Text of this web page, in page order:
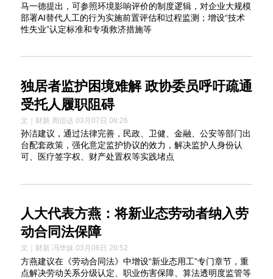
马一德提出，可参照环境影响评价的制度逻辑，对企业大规模
部署AI替代人工的行为实施前置评估和过程监测；增设“技术
性失业”认定标准和专项救济措施等
独居者监护困境难解 政协委员呼吁疏通
受托人履职阻碍
文｜财新 周信达 03月07日 08:26
孙洁建议，通过法律完善，民政、卫健、金融、公安等部门出
台配套政策，强化意定监护协议的效力，解决监护人身份认
可、医疗签字权、财产处置权等实践堵点
人大代表方燕：将新业态劳动者纳入劳
动合同法保障
文｜财新 冯华妹 03月06日 20:52
方燕建议在《劳动合同法》中增设“新业态用工”专门章节，重
点解决劳动关系分级认定、职业伤害保障、算法透明度监管等